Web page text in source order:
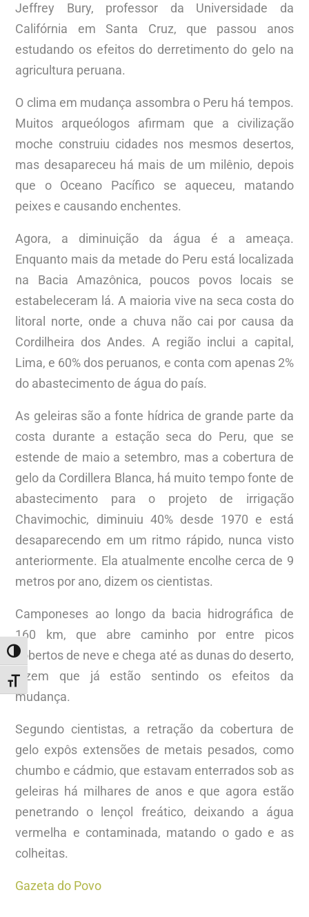
ALTERNAR ALTO CONTRASTE
ALTERNAR TAMANHO DA FONTE
Jeffrey Bury, professor da Universidade da
Califórnia em Santa Cruz, que passou anos
estudando os efeitos do derretimento do gelo na
agricultura peruana.
O clima em mudança assombra o Peru há tempos.
Muitos arqueólogos afirmam que a civilização
moche construiu cidades nos mesmos desertos,
mas desapareceu há mais de um milênio, depois
que o Oceano Pacífico se aqueceu, matando
peixes e causando enchentes.
Agora, a diminuição da água é a ameaça.
Enquanto mais da metade do Peru está localizada
na Bacia Amazônica, poucos povos locais se
estabeleceram lá. A maioria vive na seca costa do
litoral norte, onde a chuva não cai por causa da
Cordilheira dos Andes. A região inclui a capital,
Lima, e 60% dos peruanos, e conta com apenas 2%
do abastecimento de água do país.
As geleiras são a fonte hídrica de grande parte da
costa durante a estação seca do Peru, que se
estende de maio a setembro, mas a cobertura de
gelo da Cordillera Blanca, há muito tempo fonte de
abastecimento para o projeto de irrigação
Chavimochic, diminuiu 40% desde 1970 e está
desaparecendo em um ritmo rápido, nunca visto
anteriormente. Ela atualmente encolhe cerca de 9
metros por ano, dizem os cientistas.
Camponeses ao longo da bacia hidrográfica de
160 km, que abre caminho por entre picos
cobertos de neve e chega até as dunas do deserto,
dizem que já estão sentindo os efeitos da
mudança.
Segundo cientistas, a retração da cobertura de
gelo expôs extensões de metais pesados, como
chumbo e cádmio, que estavam enterrados sob as
geleiras há milhares de anos e que agora estão
penetrando o lençol freático, deixando a água
vermelha e contaminada, matando o gado e as
colheitas.
Gazeta do Povo